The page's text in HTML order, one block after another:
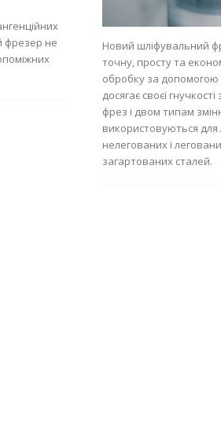
фрезер не
Новий шліфувальний
точну, просту та
обробку за допомогою
досягає своєї
фрез і двом типам
використовуються для
нелегованих і
загартованих сталей.